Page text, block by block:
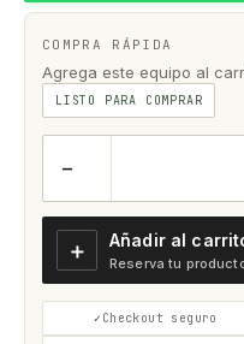
COMPRA RÁPIDA
Agrega este equipo al
LISTO PARA COMPRAR
−
＋ Añadir al
Reserva tu
Checkout seguro